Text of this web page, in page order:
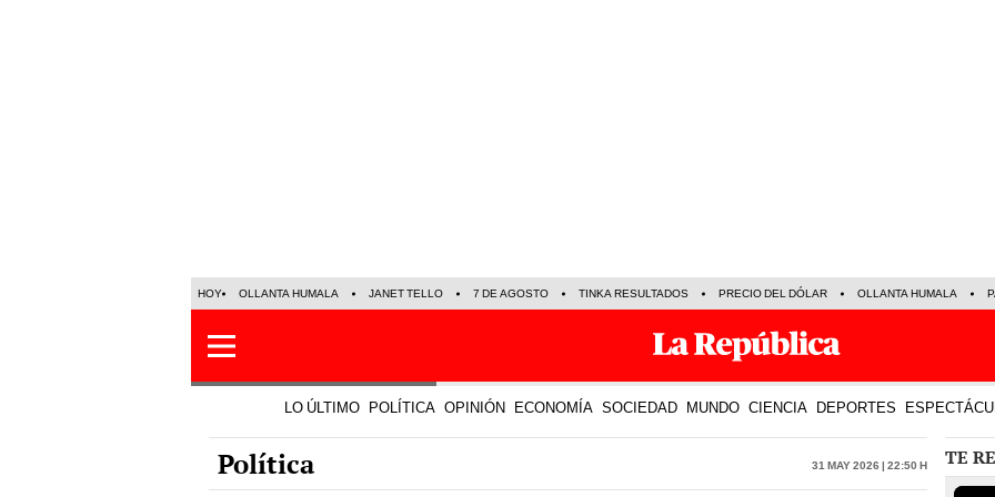
HOY OLLANTA HUMALA JANET TELLO 7 DE AGOSTO TINKA RESULTADOS PRECIO DEL DÓLAR OLLANTA HUMALA
LO ÚLTIMO POLÍTICA OPINIÓN ECONOMÍA SOCIEDAD MUNDO CIENCIA DEPORTES
Política 31 May 2026 | 22:50 h TE